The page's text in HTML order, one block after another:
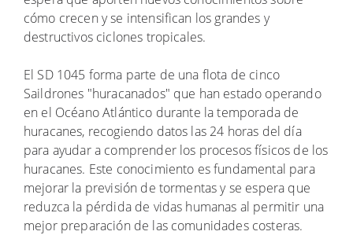
cómo crecen y se intensifican los grandes y
destructivos ciclones tropicales.
El SD 1045 forma parte de una flota de cinco
Saildrones "huracanados" que han estado operando
en el Océano Atlántico durante la temporada de
huracanes, recogiendo datos las 24 horas del día
para ayudar a comprender los procesos físicos de los
huracanes. Este conocimiento es fundamental para
mejorar la previsión de tormentas y se espera que
reduzca la pérdida de vidas humanas al permitir una
mejor preparación de las comunidades costeras.